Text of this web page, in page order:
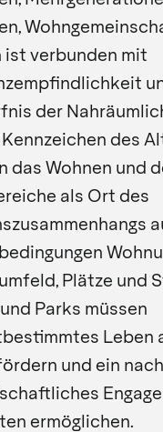
ist verbunden mit
der
Kennzeichen des
das Wohnen und
als Ort des
Plätze und
Parks müssen
Leben
und ein
ermöglichen.